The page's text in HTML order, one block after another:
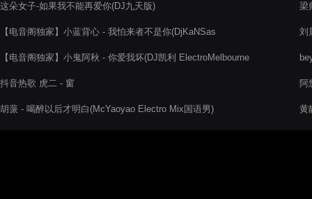
这朵女子-如果我不能再爱你(DJ九天版)
【电音阁独家】小蓝背心 - 我怕来者不是你(DjKaNSas
【电音阁独家】小鬼阿秋 - 你爱我坏(DJ凯利 ElectroMelbourne
抖音热歌 虎二 - 窗
胡蒎 - 喝醉以后才明白(McYaoyao Electro Mix国语男)
梁
刘
阿
黄